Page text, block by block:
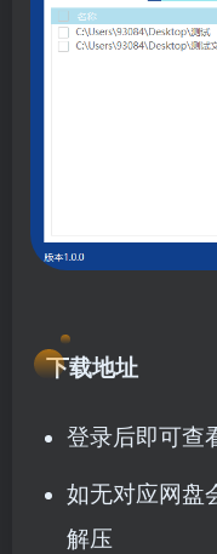
下载地址
登录后即可查
如无对应网盘
解压